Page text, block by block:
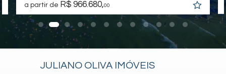
Câmeras de segurança
Elevador
Unidades Disponíveis:
Tipo: 2 quartos
a partir de R$ 966.680,00
JULIANO OLIVA IMÓVEIS